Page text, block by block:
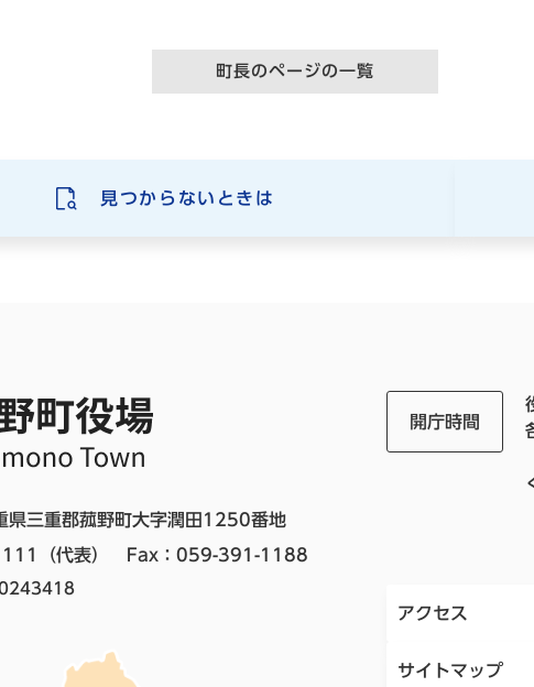
町長のページの一覧
見つからないときは
三重郡菰野町大字潤田1250番地
（代表）
Fax：059-391-1188
開庁時間
アクセス
サイトマップ